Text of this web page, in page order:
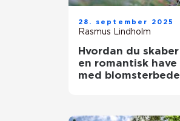
28. september 2025
Rasmus Lindholm
Hvordan du skaber
en romantisk have
med blomsterbede